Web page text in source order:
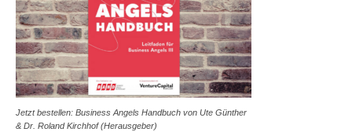
Jetzt bestellen: Business Angels Handbuch von Ute Günther
& Dr. Roland Kirchhof (Herausgeber)